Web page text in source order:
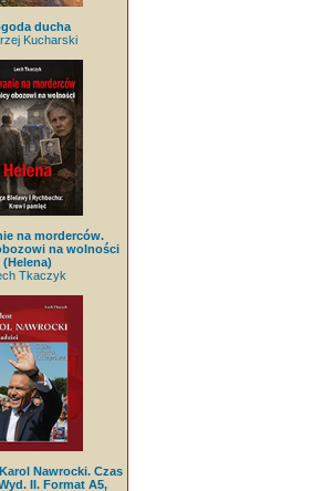
ducha
Kucharski
na morderców.
na wolności
(Helena)
Tkaczyk
Nawrocki. Czas
II. Format A5,